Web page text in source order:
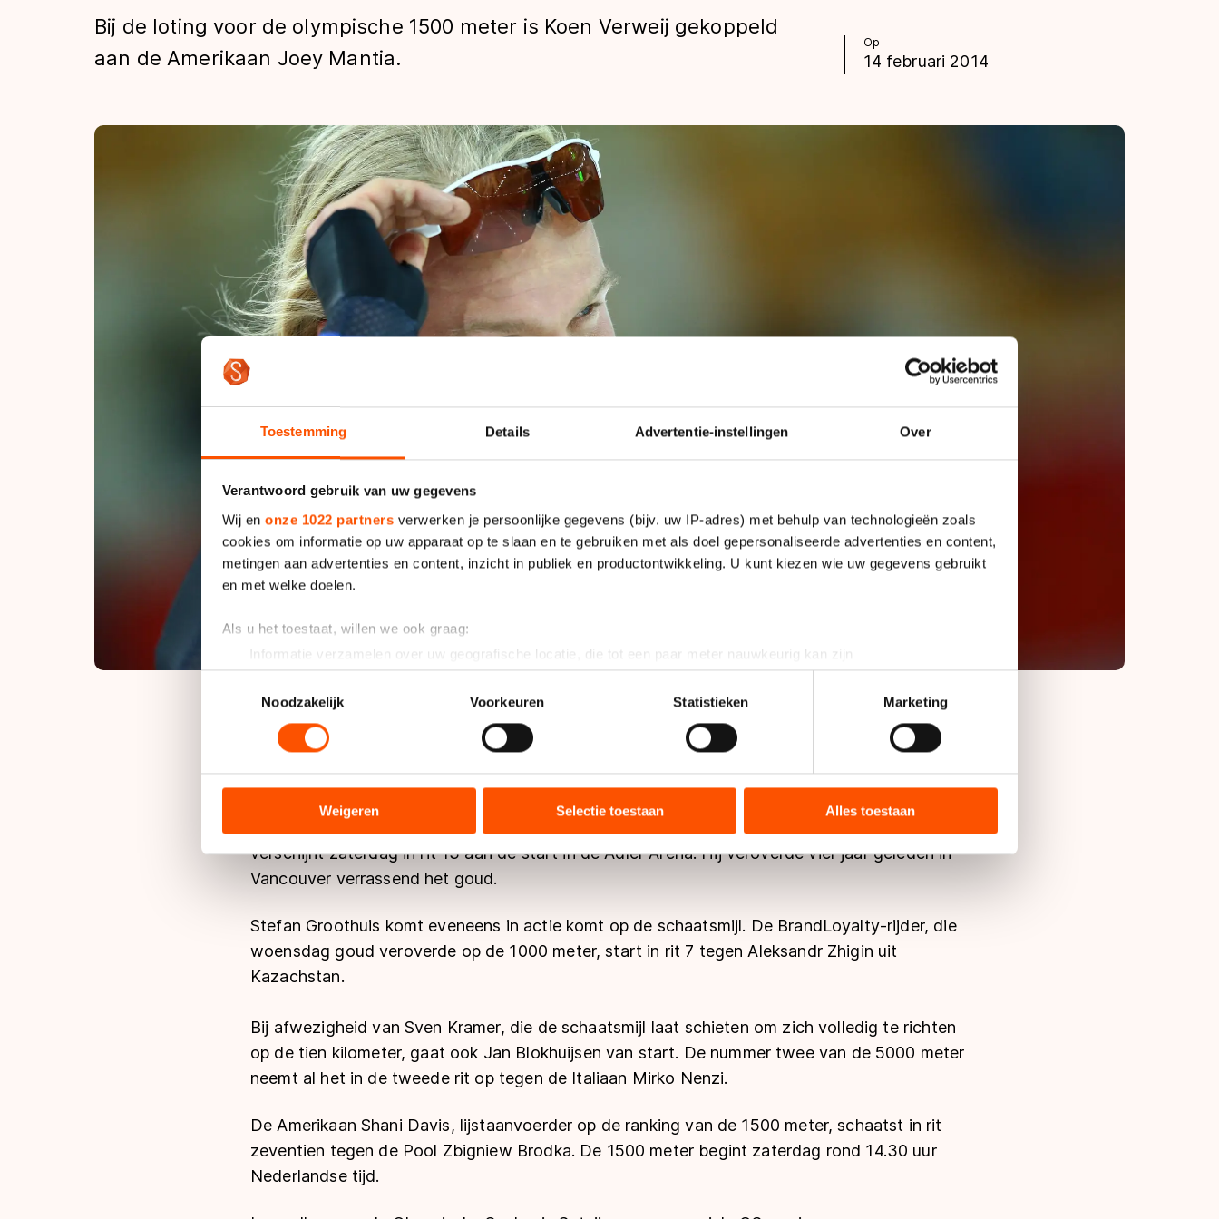
Toestemming Details Advertentie-instellingen Over
Verantwoord gebruik van uw gegevens
Wij en onze 1022 partners verwerken je persoonlijke gegevens (bijv. uw IP-adres) met behulp van technologieën zoals
cookies om informatie op uw apparaat op te slaan en te gebruiken met als doel gepersonaliseerde advertenties en content,
metingen aan advertenties en content, inzicht in publiek en productontwikkeling. U kunt kiezen wie uw gegevens gebruikt
en met welke doelen.
Als u het toestaat, willen we ook graag:
Informatie verzamelen over uw geografische locatie, die tot een paar meter nauwkeurig kan zijn
Uw apparaat identificeren door het actief te scannen op specifieke eigenschappen (fingerprinting)
Lees meer over hoe uw persoonlijke gegevens worden verwerkt en stel uw voorkeuren in het
detailgedeeltein. U kunt uw
toestemming op elk moment wijzigen of intrekken in de Cookieverklaring.
analyseren. We delen informatie over uw gebruik van onze site met onze partners voor social media, advertenties en
analyse. Zij kunnen deze combineren met andere gegevens die u aan hen heeft verstrekt of die zij hebben verzameld via
hun services. Sommige partners kunnen gegevens doorgeven aan landen buiten de EU, zoals de VS, waar mogelijk geen
adequaat beschermingsniveau geldt volgens de GDPR. Door op ‘Toestaan’ te klikken, stemt u in met deze overdracht.
Meer informatie vindt u in onscookiebeleid
Noodzakelijk
Voorkeuren Statistieken Marketing
Weigeren Selectie toestaan Alles toestaan
Tijden & historie
Schaatsfans
Olympische Spelen
Op
14 februari 2014
Bij de loting voor de olympische 1500 meter is Koen Verweij gekoppeld
aan de Amerikaan Joey Mantia.
De TVM-rijder, die op de 1000 meter een medaille misliep, verschijnt in de laatste rit aan de
Titelverdediger Mark Tuitert rijdt tegen de Let Haralds Silovs. De rijder van beslist.nl
verschijnt zaterdag in rit 13 aan de start in de Adler Arena. Hij veroverde vier jaar geleden in
Vancouver verrassend het goud.
Stefan Groothuis komt eveneens in actie komt op de schaatsmijl. De BrandLoyalty-rijder, die
woensdag goud veroverde op de 1000 meter, start in rit 7 tegen Aleksandr Zhigin uit
Kazachstan.
Bij afwezigheid van Sven Kramer, die de schaatsmijl laat schieten om zich volledig te richten
op de tien kilometer, gaat ook Jan Blokhuijsen van start. De nummer twee van de 5000 meter
neemt al het in de tweede rit op tegen de Italiaan Mirko Nenzi.
De Amerikaan Shani Davis, lijstaanvoerder op de ranking van de 1500 meter, schaatst in rit
zeventien tegen de Pool Zbigniew Brodka. De 1500 meter begint zaterdag rond 14.30 uur
Nederlandse tijd.